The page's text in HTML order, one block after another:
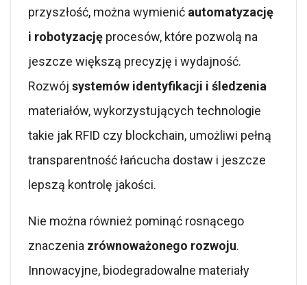
przyszłość, można wymienić automatyzację
i robotyzację procesów, które pozwolą na
jeszcze większą precyzję i wydajność.
Rozwój systemów identyfikacji i śledzenia
materiałów, wykorzystujących technologie
takie jak RFID czy blockchain, umożliwi pełną
transparentność łańcucha dostaw i jeszcze
lepszą kontrolę jakości.
Nie można również pominąć rosnącego
znaczenia zrównoważonego rozwoju.
Innowacyjne, biodegradowalne materiały